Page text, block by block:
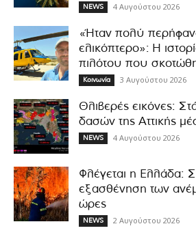
NEWS 4 Αυγούστου 2026
«Ήταν πολύ
ελικόπτερο»: Η
πιλότου που
Κοινωνία 3 Αυγούστου 2026
Θλιβερές εικόνες:
δασών της Αττικής
NEWS 4 Αυγούστου 2026
Φλέγεται η Ελλάδα:
εξασθένηση των
ώρες
NEWS 2 Αυγούστου 2026